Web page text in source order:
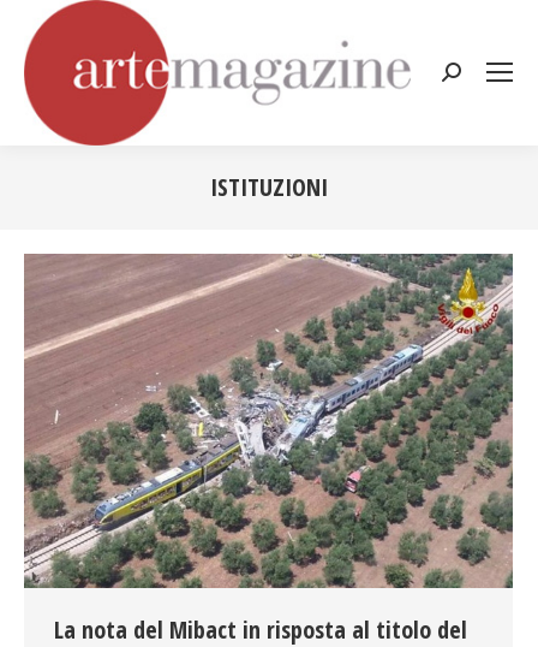
Cerca:
ISTITUZIONI
La nota del Mibact in risposta al titolo del